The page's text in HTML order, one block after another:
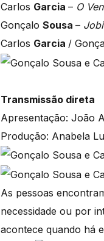
Carlos Garcia – O
Gonçalo Sousa –
Carlos Garcia /
Transmissão direta
Apresentação: João
Produção: Anabela
As pessoas
necessidade ou por
acontece quando há